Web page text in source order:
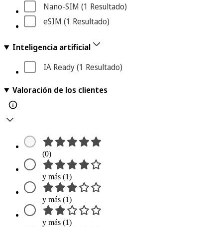
Nano-SIM (1 Resultado)
eSIM (1 Resultado)
Inteligencia artificial
IA Ready (1 Resultado)
Valoración de los clientes
(0)
y más (1)
y más (1)
y más (1)